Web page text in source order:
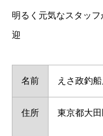
明るく元気なスタッ
迎
名前 えさ政釣
住所 東京都大